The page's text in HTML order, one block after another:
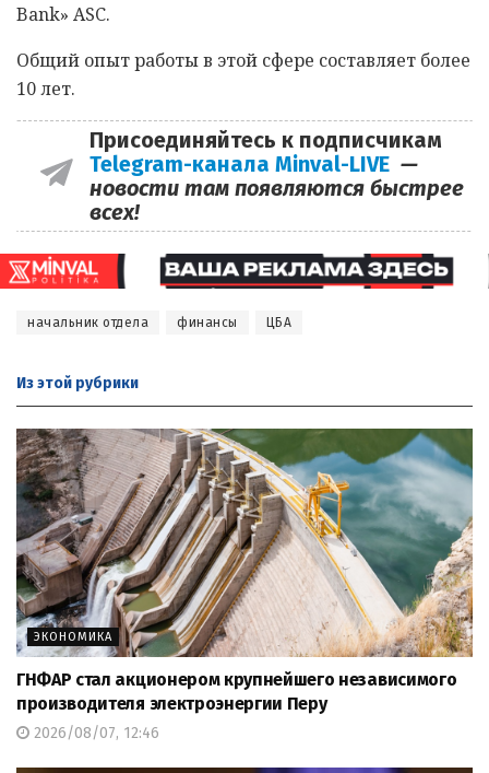
Bank» ASC.
Общий опыт работы в этой сфере составляет более
10 лет.
Присоединяйтесь к подписчикам
Telegram-канала Minval-LIVE —
новости там появляются быстрее
всех!
начальник отдела финансы ЦБА
Из этой рубрики
ЭКОНОМИКА
ГНФАР стал акционером крупнейшего независимого
производителя электроэнергии Перу
2026/08/07, 12:46